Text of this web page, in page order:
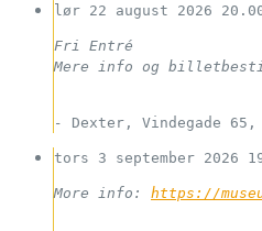
lør 22 august 2026
Fri Entré
Mere info og
- Dexter, Vindegade 65,
tors 3 september 2026
More info: https://